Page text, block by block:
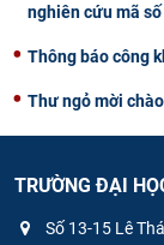
nghiên cứu mã
Thông báo công
Thư ngỏ mời
TRƯỜNG ĐẠI
Số 13-15 Lê